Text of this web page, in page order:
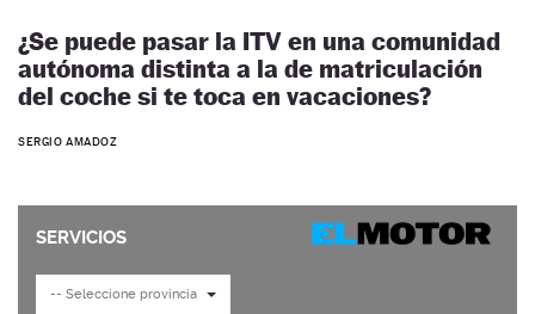
¿Se puede pasar la ITV en una comunidad
autónoma distinta a la de matriculación
del coche si te toca en vacaciones?
SERGIO AMADOZ